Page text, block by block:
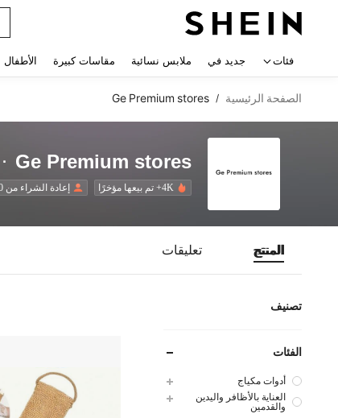
فئات جديد في ملابس نسائية مقاسات كبيرة الأطفال
الصفحة الرئيسية /
Ge Premium stores
Ge Premium stores
4K+ تم بيعها مؤخرًا إعادة الشراء من 100+
المنتج تعليقات
تصنيف
الفئات
أدوات مكياج
العناية بالأظافر واليدين
والقدمين